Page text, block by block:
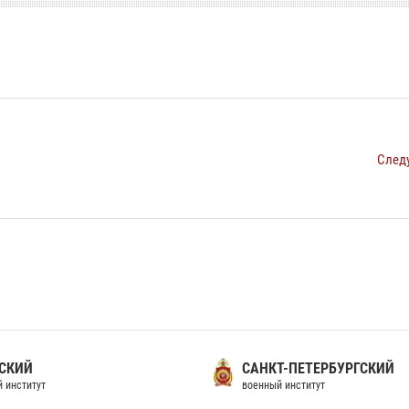
институт
САНКТ-ПЕТЕРБУРГСКИЙ
военный институт